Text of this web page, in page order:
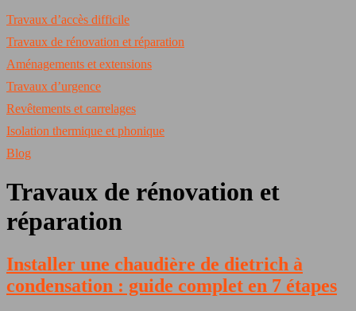
Travaux d’accès difficile
Travaux de rénovation et réparation
Aménagements et extensions
Travaux d’urgence
Revêtements et carrelages
Isolation thermique et phonique
Blog
Travaux de rénovation et
réparation
Installer une chaudière de dietrich à
condensation : guide complet en 7 étapes